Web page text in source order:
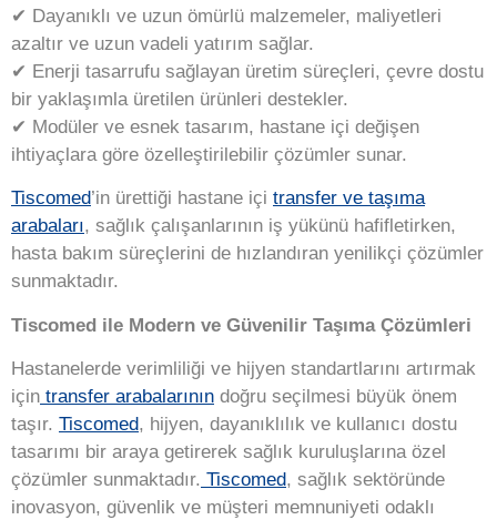
✔ Dayanıklı ve uzun ömürlü malzemeler, maliyetleri
azaltır ve uzun vadeli yatırım sağlar.
✔ Enerji tasarrufu sağlayan üretim süreçleri, çevre dostu
bir yaklaşımla üretilen ürünleri destekler.
✔ Modüler ve esnek tasarım, hastane içi değişen
ihtiyaçlara göre özelleştirilebilir çözümler sunar.
Tiscomed’in ürettiği hastane içi transfer ve taşıma
arabaları, sağlık çalışanlarının iş yükünü hafifletirken,
hasta bakım süreçlerini de hızlandıran yenilikçi çözümler
sunmaktadır.
Tiscomed ile Modern ve Güvenilir Taşıma Çözümleri
Hastanelerde verimliliği ve hijyen standartlarını artırmak
için transfer arabalarının doğru seçilmesi büyük önem
taşır. Tiscomed, hijyen, dayanıklılık ve kullanıcı dostu
tasarımı bir araya getirerek sağlık kuruluşlarına özel
çözümler sunmaktadır. Tiscomed, sağlık sektöründe
inovasyon, güvenlik ve müşteri memnuniyeti odaklı